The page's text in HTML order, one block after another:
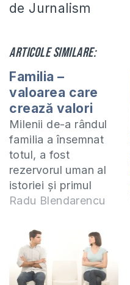
de Jurnalism
Articole similare:
Familia –
valoarea care
crează valori
Milenii de-a rândul
familia a însemnat
totul, a fost
rezervorul uman al
istoriei și primul
nucleu al civilizației.
stabilitatea în timp și
speranțe pentru
viitor. Prima formă
de organizare a
Radu Blendarencu